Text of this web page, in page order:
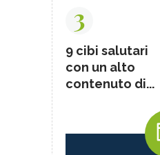
3
9 cibi salutari
con un alto
contenuto di...